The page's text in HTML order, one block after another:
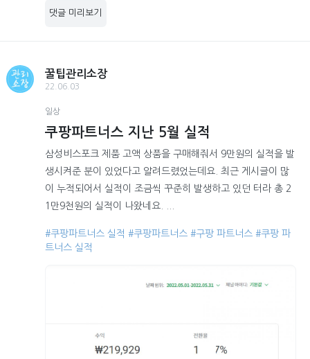
댓글 미리보기
꿀팁관리소장
22.06.03
일상
쿠팡파트너스 지난 5월 실적
삼성비스포크 제품 고액 상품을 구매해줘서 9만원의 실적을 발
생시켜준 분이 있었다고 알려드렸었는데요. 최근 게시글이 많
이 누적되어서 실적이 조금씩 꾸준히 발생하고 있던 터라 총 2
1만9천원의 실적이 나왔네요. ...
#쿠팡파트너스 실적 #쿠팡파트너스 #구팡 파트너스 #쿠팡 파
트너스 실적